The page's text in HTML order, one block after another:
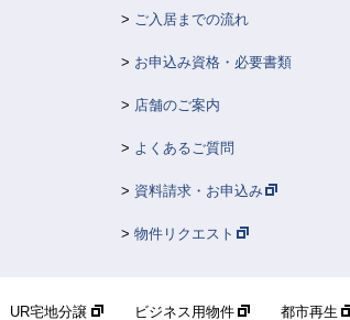
ご入居までの流れ
お申込み資格・必要書類
店舗のご案内
よくあるご質問
資料請求・お申込み
物件リクエスト
UR宅地分譲 ビジネス用物件 都市再生